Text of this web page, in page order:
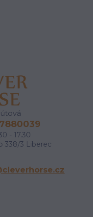
- 17.30
338/3 Liberec